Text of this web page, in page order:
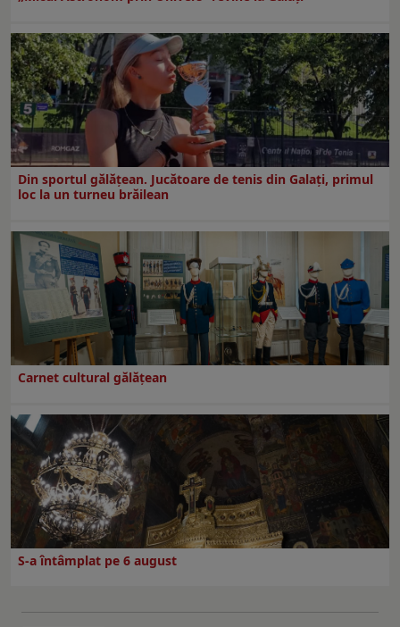
Din sportul gălățean. Jucătoare de tenis din Galați, primul
loc la un turneu brăilean
Carnet cultural gălăţean
S-a întâmplat pe 6 august